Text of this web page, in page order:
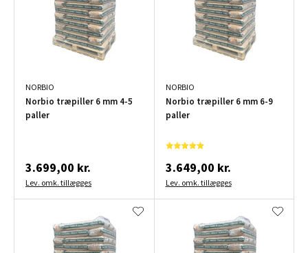
NORBIO
Norbio træpiller 6 mm 4-5
paller
3.699,00 kr.
Lev. omk. tillægges
NORBIO
Norbio træpiller 6 mm 6-9
paller
3.649,00 kr.
Lev. omk. tillægges